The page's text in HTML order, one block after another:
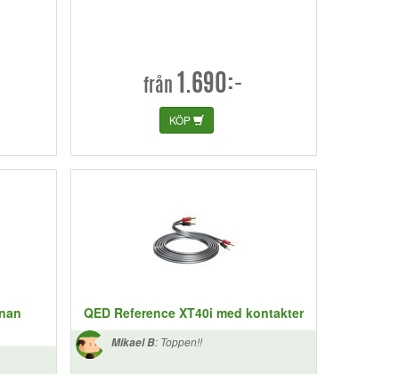
från 1.690:-
KÖP
QED Reference XT40i med kontakter
Mikael B: Toppen!!